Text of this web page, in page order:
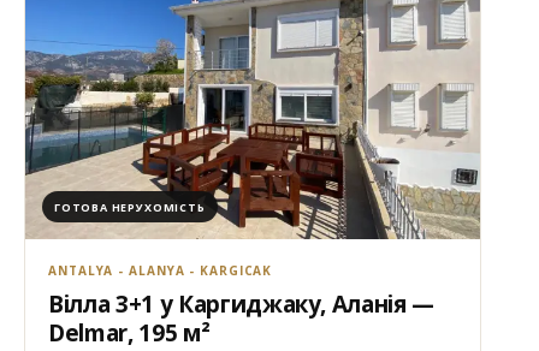
ГОТОВА НЕРУХОМІСТЬ
ANTALYA - ALANYA - KARGICAK
Вілла 3+1 у Каргиджаку, Аланія —
Delmar, 195 м²